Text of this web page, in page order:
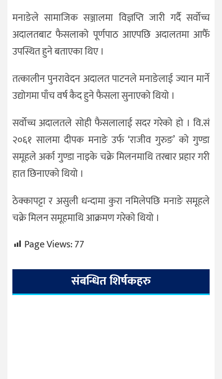
मनाङेले सामाजिक सञ्जालमा विज्ञप्ति जारी गर्दै सर्वोच्च
अदालतबाट फैसलाको पूर्णपाठ आएपछि अदालतमा आफैँ
उपस्थित हुने बताएका थिए ।
तत्कालीन पुनरावेदन अदालत पाटनले मनाङेलाई ज्यान मार्ने
उद्योगमा पाँच वर्ष कैद हुने फैसला सुनाएको थियो ।
सर्वोच्च अदालतले सोही फैसलालाई सदर गरेको हो । वि.सं
२०६१ सालमा दीपक मनाङे उर्फ ‘राजीव गुरुङ’ को गुण्डा
समूहले अर्का गुण्डा नाइके चक्रे मिलनमाथि तरबार प्रहार गरी
हात छिनाएको थियो ।
ठेक्कापट्टा र असुली धन्दामा कुरा नमिलेपछि मनाङे समूहले
चक्रे मिलन समूहमाथि आक्रमण गरेको थियो ।
Page Views:77
संबन्धित शिर्षकहरु